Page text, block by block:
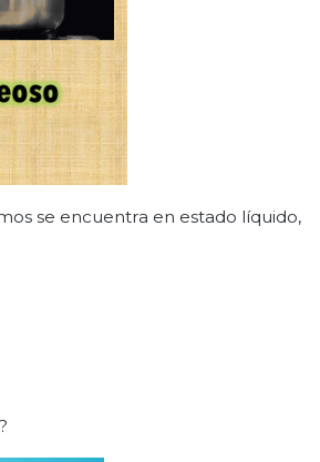
se encuentra en estado líquido,